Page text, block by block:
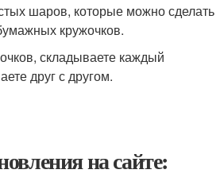
шаров, которые можно сделать
кружочков.
складываете каждый
друг с другом.
на сайте: